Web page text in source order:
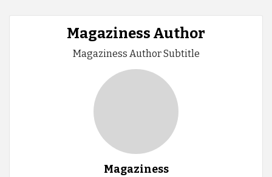
Magaziness Author
Magaziness Author Subtitle
Magaziness